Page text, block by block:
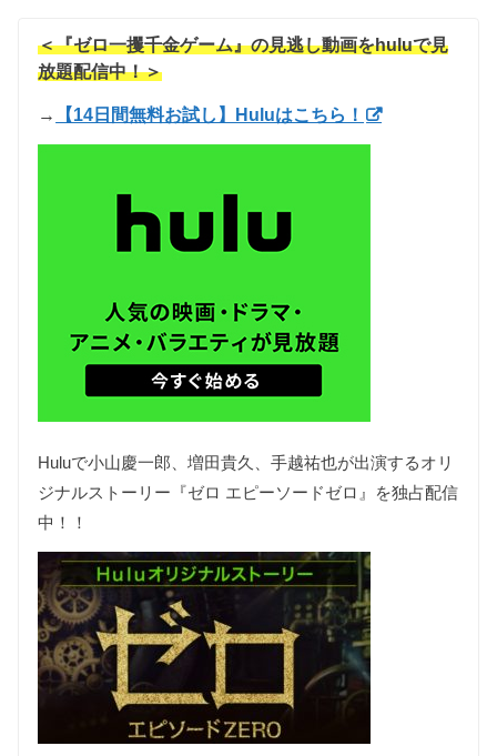
＜『ゼロ一攫千金ゲーム』の見逃し動画をhuluで見
放題配信中！＞
→ 【14日間無料お試し】Huluはこちら！
Huluで小山慶一郎、増田貴久、手越祐也が出演するオリ
ジナルストーリー『ゼロ エピーソードゼロ』を独占配信
中！！